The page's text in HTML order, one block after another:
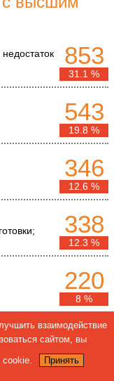
853
31.1 %
543
19.8 %
346
12.6 %
338
12.3 %
220
8 %
204
7.4 %
взаимодействие
сайтом, вы
cookie.
Принять